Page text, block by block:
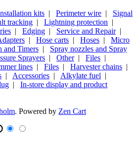
kits | Perimeter wire | Signal
tracking | Lightning protection |
| Edging | Service and Repair|
| Hose carts | Hoses | Micro
and Timers | Spray nozzles and Spray
Sprayers | Other| Files |
lines | Files | Harvester chains |
| Accessories | Alkylate fuel |
| In-store display and product
. Powered by Zen Cart